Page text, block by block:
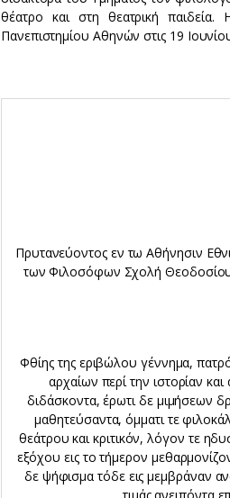
θέατρο και στη θεατρική
Πανεπιστημίου Αθηνών στις 19
Πρυτανεύοντος εν τω Αθήνησιν
των Φιλοσόφων Σχολή
Φθίης της εριβώλου γέννημα,
αρχαίων περί την ιστορίαν
διδάσκοντα, έρωτι δε μιμήσεων
μαθητεύσαντα, όμματι τε
θεάτρου και κριτικόν, λόγον τε
εξόχου εις το τήμερον
δε ψήφισμα τόδε εις μεμβράναν